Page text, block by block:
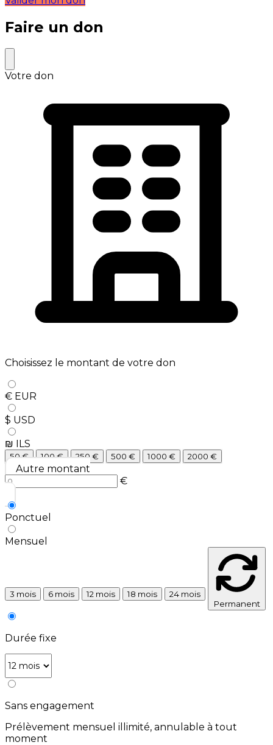
Faire un don
Votre don
Choisissez le montant de votre don
€ EUR
$ USD
₪ ILS
50€ 100€ 250€ 500 € 1000 € 2000 €
Autre montant
€
Ponctuel
Mensuel
3 mois 6 mois 12 mois 18 mois
24 mois
Permanent
Durée fixe
Sans engagement
Prélèvement mensuel illimité, annulable à tout
moment